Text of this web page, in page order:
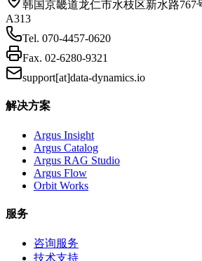
韩国京畿道龙仁市水枝区新水路767
A313
Tel. 070-4457-0620
Fax. 02-6280-9321
support[at]data-dynamics.io
解决方案
Argus Insight
Argus Catalog
Argus RAG Studio
Argus Flow
Orbit Works
服务
咨询服务
技术支持